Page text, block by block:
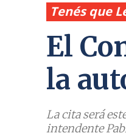
Tenés que
El
la
La cita será
intendente